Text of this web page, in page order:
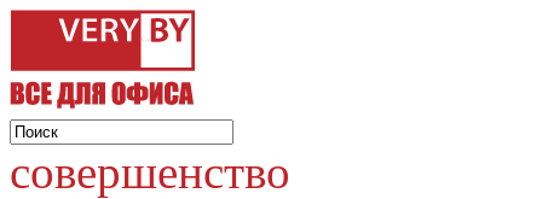
совершенство